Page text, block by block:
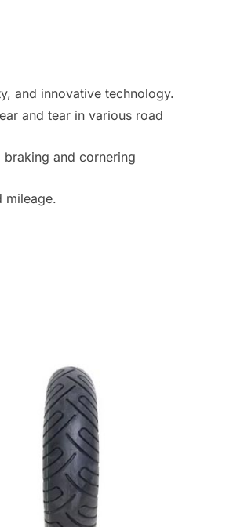
and innovative technology.
and tear in various road
and cornering
mileage.